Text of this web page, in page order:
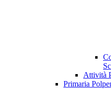
Attività
Primaria